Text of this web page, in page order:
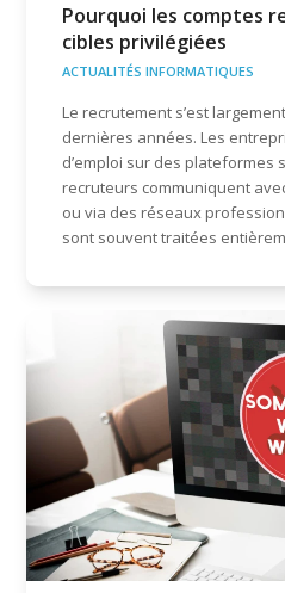
Pourquoi les comptes
cibles privilégiées
ACTUALITÉS INFORMATIQUES
Le recrutement s’est
dernières années. Les
d’emploi sur des plateformes
recruteurs communiquent
ou via des réseaux
sont souvent traitées